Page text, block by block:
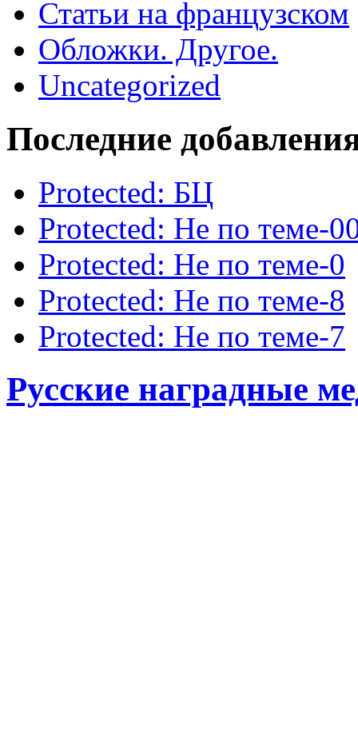
Статьи на французском
Обложки. Другое.
Uncategorized
Последние
Protected: БЦ
Protected: Не по теме-
Protected: Не по теме-0
Protected: Не по теме-8
Protected: Не по теме-7
Русские наградные